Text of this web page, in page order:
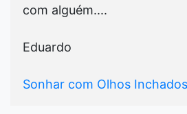
com alguém....
Eduardo
Sonhar com Olhos Inchados